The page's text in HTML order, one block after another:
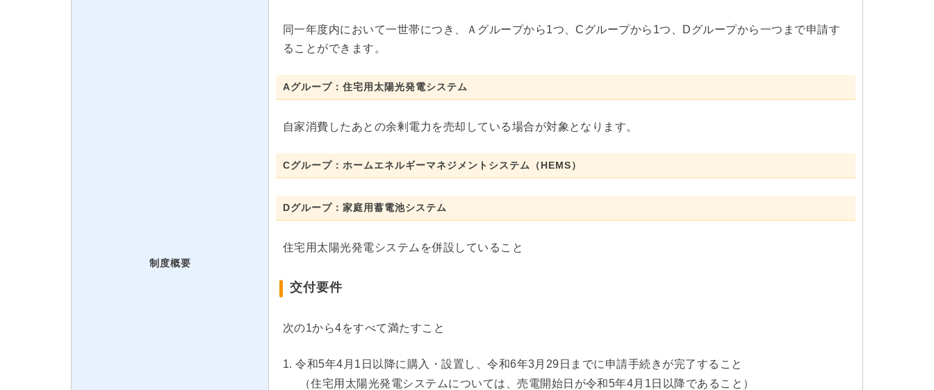
制度概要
同一年度内において一世帯につき、Ａグループから1つ、Cグループから1つ、Dグループから一つまで申請す
ることができます。
Aグループ：住宅用太陽光発電システム
自家消費したあとの余剰電力を売却している場合が対象となります。
Cグループ：ホームエネルギーマネジメントシステム（HEMS）
Dグループ：家庭用蓄電池システム
住宅用太陽光発電システムを併設していること
交付要件
次の1から4をすべて満たすこと
令和5年4月1日以降に購入・設置し、令和6年3月29日までに申請手続きが完了すること
（住宅用太陽光発電システムについては、売電開始日が令和5年4月1日以降であること）